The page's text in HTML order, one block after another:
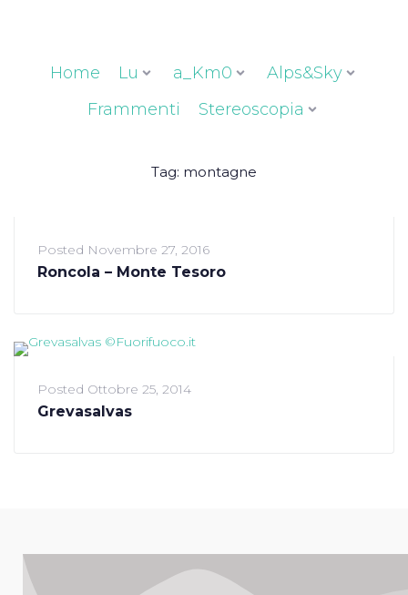
Home Lu a_Km0
Alps&Sky
Frammenti
Stereoscopia
Tag: montagne
Posted Novembre 27, 2016
Roncola – Monte Tesoro
Posted Ottobre 25, 2014
Grevasalvas